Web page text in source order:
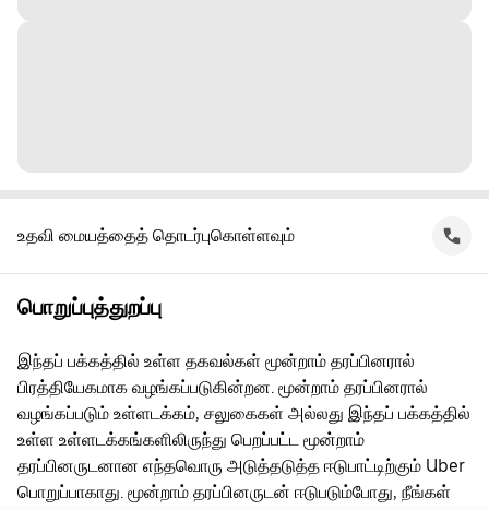
உதவி மையத்தைத் தொடர்புகொள்ளவும்
பொறுப்புத்துறப்பு
இந்தப் பக்கத்தில் உள்ள தகவல்கள் மூன்றாம் தரப்பினரால்
பிரத்தியேகமாக வழங்கப்படுகின்றன. மூன்றாம் தரப்பினரால்
வழங்கப்படும் உள்ளடக்கம், சலுகைகள் அல்லது இந்தப் பக்கத்தில்
உள்ள உள்ளடக்கங்களிலிருந்து பெறப்பட்ட மூன்றாம்
தரப்பினருடனான எந்தவொரு அடுத்தடுத்த ஈடுபாட்டிற்கும் Uber
பொறுப்பாகாது. மூன்றாம் தரப்பினருடன் ஈடுபடும்போது, நீங்கள்